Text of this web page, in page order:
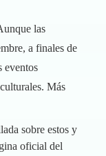
las
a finales de
eventos
Más
sobre estos y
oficial del